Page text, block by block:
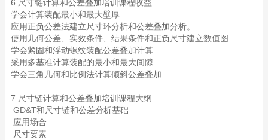
6.尺寸链计算和公差叠加培训课程收益
学会计算装配最小和最大壁厚
应用正负公差法建立尺寸环分析和公差叠加分析。
使用几何公差、实效条件、结果条件和正负尺寸建立数值图
学会紧固和浮动螺纹装配公差叠加计算
采用多基准计算装配的最小和最大间隙
学会三角几何和比例法计算倾斜公差叠加
7.尺寸链计算和公差叠加培训课程大纲
GD&T和尺寸链和公差分析基础
应用场合
尺寸要素